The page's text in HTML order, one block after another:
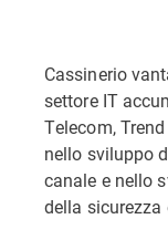
Cassinerio
settore IT
Telecom,
nello sviluppo
canale e nello
della sicurezza